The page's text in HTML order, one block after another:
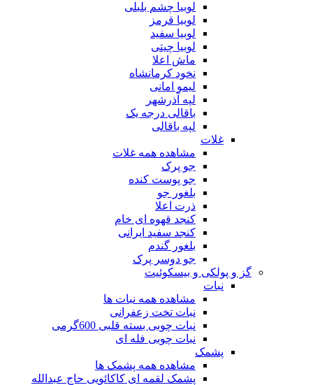
لوبیا چشم بلبلی
لوبیا قرمز
لوبیا سفید
لوبیا چیتی
ماش اعلا
نخود کرمانشاه
لیمو امانی
لپه آذرشهر
باقالی درجه یک
لپه باقالی
غلات
مشاهده همه غلات
جو پرک
جو پوست کنده
بلغور جو
ذرت اعلا
کنجد قهوه ای خام
کنجد سفید ایرانی
بلغور گندم
جو دوسر پرک
گز و پولکی و بیسکوئیت
نبات
مشاهده همه نبات ها
نبات تخت زعفرانی
نبات چوبی بسته قلبی 600گرمی
نبات چوبی فله ای
پشمک
مشاهده همه پشمک ها
پشمک لقمه ای کاکائویی حاج عبدالله